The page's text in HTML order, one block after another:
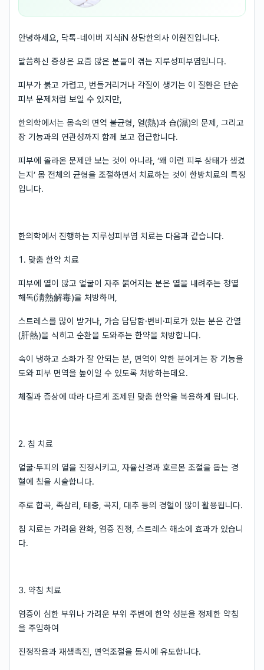
안녕하세요, 닥톡-네이버 지식iN 상담한의사 이원진입니다.
말씀하신 증상은 요즘 많은 분들이 겪는 지루성피부염입니다.
피부가 붉고 가렵고, 번들거리거나 각질이 생기는 이 질환은 단순
피부 문제처럼 보일 수 있지만,
한의학에서는 몸속의 면역 불균형, 열(熱)과 습(濕)의 문제, 그리고
장 기능과의 연관성까지 함께 보고 접근합니다.
피부에 올라온 문제만 보는 것이 아니라, ‘왜 이런 피부 상태가 생겼
는지’ 몸 전체의 균형을 조절하면서 치료하는 것이 한방치료의 특징
입니다.
한의학에서 진행하는 지루성피부염 치료는 다음과 같습니다.
1. 맞춤 한약 치료
피부에 열이 많고 얼굴이 자주 붉어지는 분은 열을 내려주는 청열
해독(淸熱解毒)을 처방하며,
스트레스를 많이 받거나, 가슴 답답함·변비·피로가 있는 분은 간열
(肝熱)을 식히고 순환을 도와주는 한약을 처방합니다.
속이 냉하고 소화가 잘 안되는 분, 면역이 약한 분에게는 장 기능을
도와 피부 면역을 높이일 수 있도록 처방하는데요.
체질과 증상에 따라 다르게 조제된 맞춤 한약을 복용하게 됩니다.
2. 침 치료
얼굴·두피의 열을 진정시키고, 자율신경과 호르몬 조절을 돕는 경
혈에 침을 시술합니다.
주로 합곡, 족삼리, 태충, 곡지, 대추 등의 경혈이 많이 활용됩니다.
침 치료는 가려움 완화, 염증 진정, 스트레스 해소에 효과가 있습니
다.
3. 약침 치료
염증이 심한 부위나 가려운 부위 주변에 한약 성분을 정제한 약침
을 주입하여
진정작용과 재생촉진, 면역조절을 동시에 유도합니다.